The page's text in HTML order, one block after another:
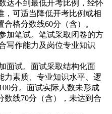
达不到最低开考比例，经怀
，可适当降低开考比例或相
格分数线60分（含）。
加笔试。笔试采取闭卷的方
写作能力及岗位专业知识
面试。面试采取结构化面
力素质、专业知识水平、逻
分。面试实际人数未形成
数线70分（含），未达到合